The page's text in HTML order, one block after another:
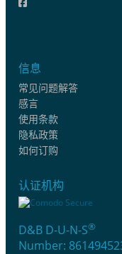
信息
常见问题解答
感言
使用条款
隐私政策
如何订购
认证机构
D&B D-U-N-S®
Number: